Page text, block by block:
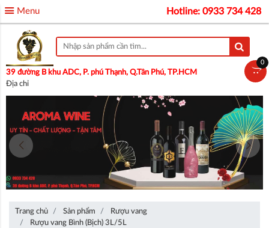
Menu Hotline: 0933 734 428
39 đường B khu ADC, P. phú Thạnh, Q.Tân Phú, TP.HCM
Địa chỉ
Trang chủ Sản phẩm
Rượu vang
Rượu vang Bình (Bịch) 3L/5L
0